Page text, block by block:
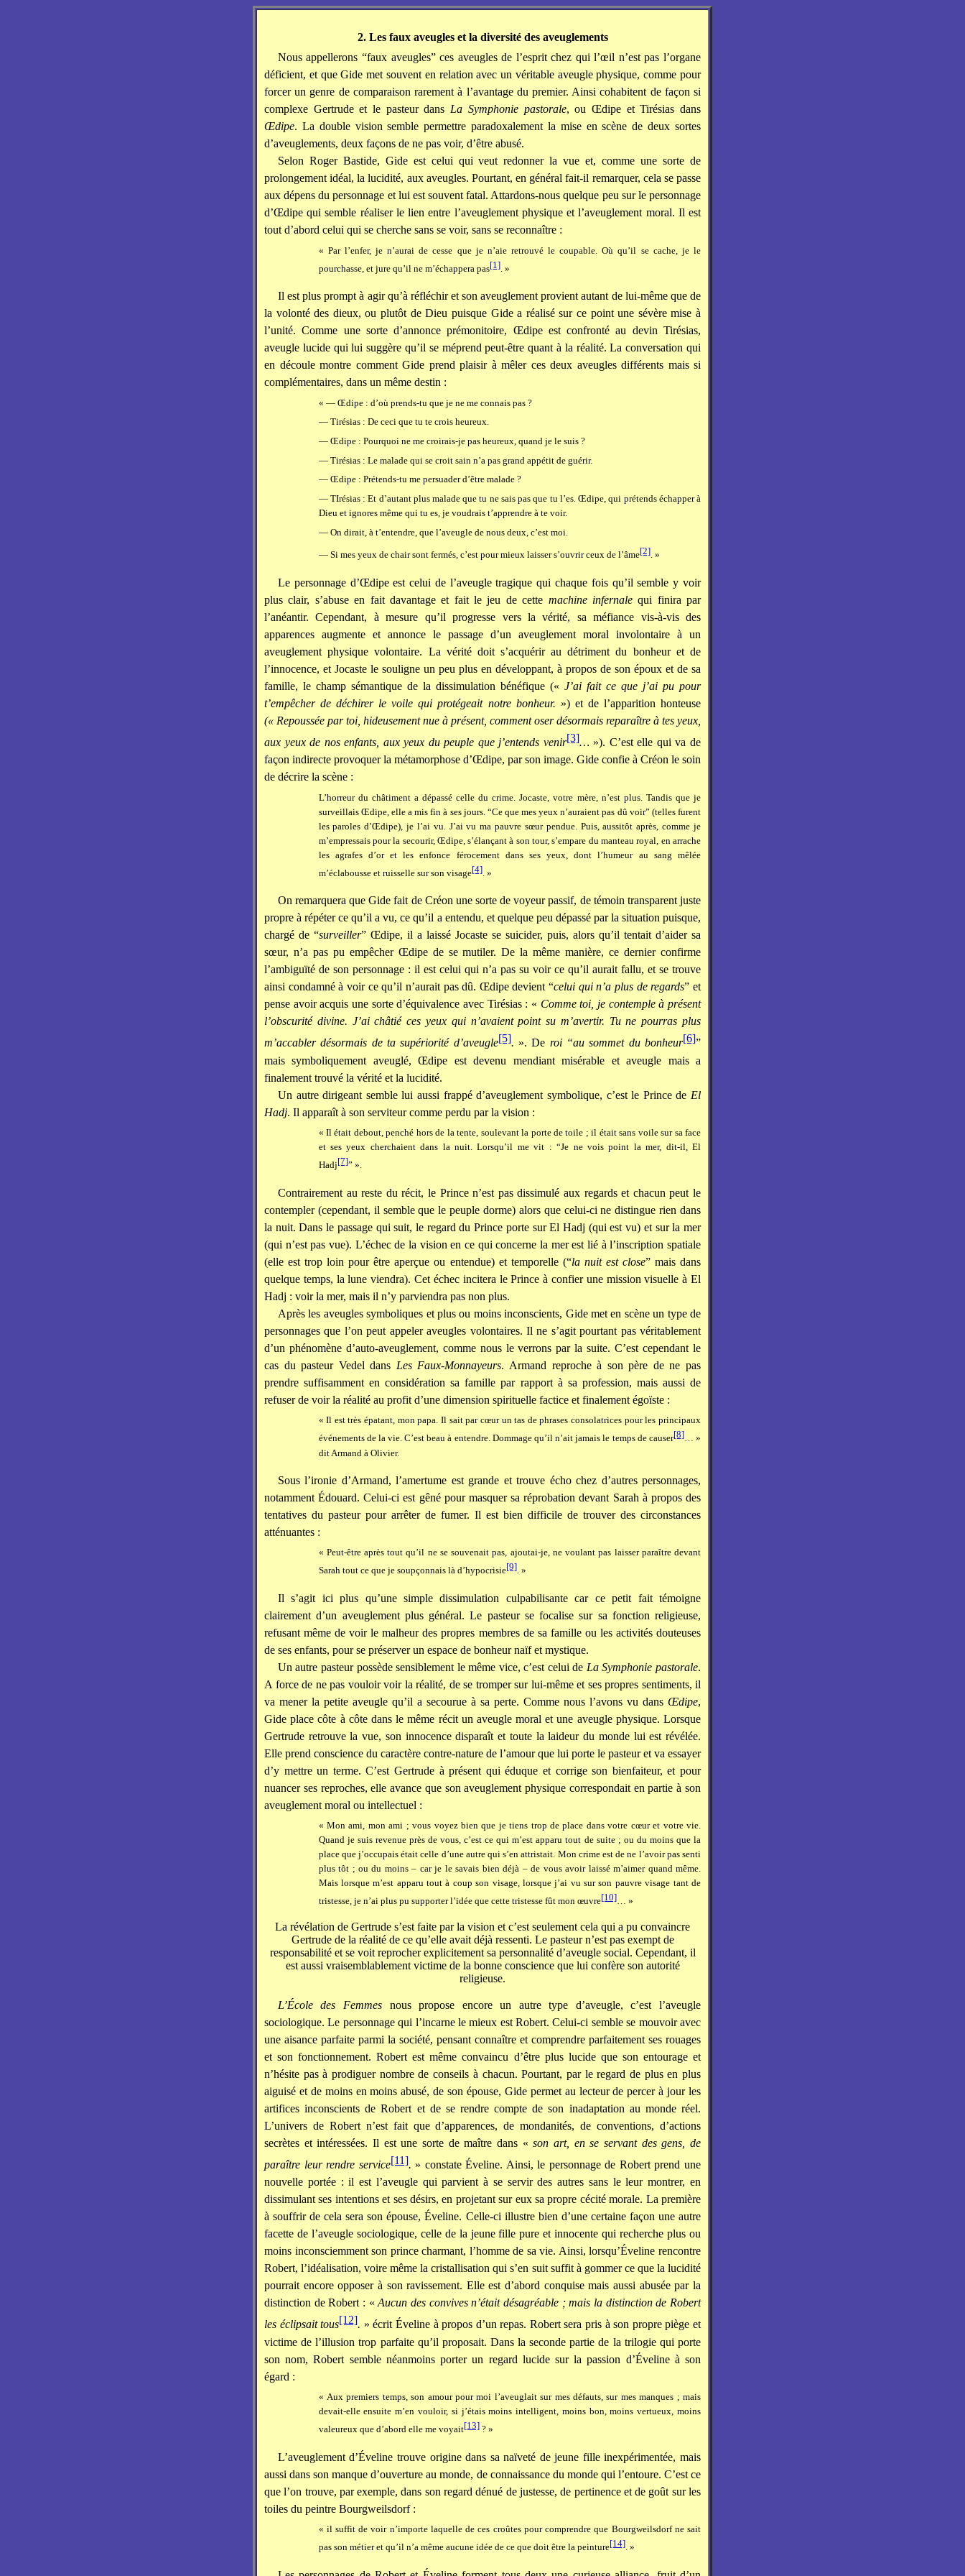
2. Les faux aveugles et la diversité des aveuglements
Nous appellerons “faux aveugles” ces aveugles de l’esprit chez qui l’œil n’est pas l’organe
déficient, et que Gide met souvent en relation avec un véritable aveugle physique, comme pour
forcer un genre de comparaison rarement à l’avantage du premier. Ainsi cohabitent de façon si
complexe Gertrude et le pasteur dans La Symphonie pastorale, ou Œdipe et Tirésias dans
Œdipe. La double vision semble permettre paradoxalement la mise en scène de deux sortes
d’aveuglements, deux façons de ne pas voir, d’être abusé.
Selon Roger Bastide, Gide est celui qui veut redonner la vue et, comme une sorte de
prolongement idéal, la lucidité, aux aveugles. Pourtant, en général fait-il remarquer, cela se passe
aux dépens du personnage et lui est souvent fatal. Attardons-nous quelque peu sur le personnage
d’Œdipe qui semble réaliser le lien entre l’aveuglement physique et l’aveuglement moral. Il est
tout d’abord celui qui se cherche sans se voir, sans se reconnaître :
« Par l’enfer, je n’aurai de cesse que je n’aie retrouvé le coupable. Où qu’il se cache, je le
pourchasse, et jure qu’il ne m’échappera pas[1]. »
Il est plus prompt à agir qu’à réfléchir et son aveuglement provient autant de lui-même que de
la volonté des dieux, ou plutôt de Dieu puisque Gide a réalisé sur ce point une sévère mise à
l’unité. Comme une sorte d’annonce prémonitoire, Œdipe est confronté au devin Tirésias,
aveugle lucide qui lui suggère qu’il se méprend peut-être quant à la réalité. La conversation qui
en découle montre comment Gide prend plaisir à mêler ces deux aveugles différents mais si
complémentaires, dans un même destin :
« — Œdipe : d’où prends-tu que je ne me connais pas ?
— Tirésias : De ceci que tu te crois heureux.
— Œdipe : Pourquoi ne me croirais-je pas heureux, quand je le suis ?
— Tirésias : Le malade qui se croit sain n’a pas grand appétit de guérir.
— Œdipe : Prétends-tu me persuader d’être malade ?
— TIrésias : Et d’autant plus malade que tu ne sais pas que tu l’es. Œdipe, qui prétends échapper à
Dieu et ignores même qui tu es, je voudrais t’apprendre à te voir.
— On dirait, à t’entendre, que l’aveugle de nous deux, c’est moi.
— Si mes yeux de chair sont fermés, c’est pour mieux laisser s’ouvrir ceux de l’âme[2]. »
Le personnage d’Œdipe est celui de l’aveugle tragique qui chaque fois qu’il semble y voir
plus clair, s’abuse en fait davantage et fait le jeu de cette machine infernalequi finira par
l’anéantir. Cependant, à mesure qu’il progresse vers la vérité, sa méfiance vis-à-vis des
apparences augmente et annonce le passage d’un aveuglement moral involontaire à un
aveuglement physique volontaire. La vérité doit s’acquérir au détriment du bonheur et de
l’innocence, et Jocaste le souligne un peu plus en développant, à propos de son époux et de sa
famille, le champ sémantique de la dissimulation bénéfique (« J’ai fait ce que j’ai pu pour
t’empêcher de déchirer le voile qui protégeait notre bonheur. ») et de l’apparition honteuse
(« Repoussée par toi, hideusement nue à présent, comment oser désormais reparaître à tes yeux,
aux yeux de nos enfants, aux yeux du peuple que j’entends venir[3]… »). C’est elle qui va de
façon indirecte provoquer la métamorphose d’Œdipe, par son image. Gide confie à Créon le soin
de décrire la scène :
L’horreur du châtiment a dépassé celle du crime. Jocaste, votre mère, n’est plus. Tandis que je
surveillais Œdipe, elle a mis fin à ses jours. “Ce que mes yeux n’auraient pas dû voir” (telles furent
les paroles d’Œdipe), je l’ai vu. J’ai vu ma pauvre sœur pendue. Puis, aussitôt après, comme je
m’empressais pour la secourir, Œdipe, s’élançant à son tour, s’empare du manteau royal, en arrache
les agrafes d’or et les enfonce férocement dans ses yeux, dont l’humeur au sang mêlée
m’éclabousse et ruisselle sur son visage[4]. »
On remarquera que Gide fait de Créon une sorte de voyeur passif, de témoin transparent juste
propre à répéter ce qu’il a vu, ce qu’il a entendu, et quelque peu dépassé par la situation puisque,
chargé de “surveiller” Œdipe, il a laissé Jocaste se suicider, puis, alors qu’il tentait d’aider sa
sœur, n’a pas pu empêcher Œdipe de se mutiler. De la même manière, ce dernier confirme
l’ambiguïté de son personnage : il est celui qui n’a pas su voir ce qu’il aurait fallu, et se trouve
ainsi condamné à voir ce qu’il n’aurait pas dû. Œdipe devient “celui qui n’a plus de regards” et
pense avoir acquis une sorte d’équivalence avec Tirésias : « Comme toi, je contemple à présent
l’obscurité divine. J’ai châtié ces yeux qui n’avaient point su m’avertir. Tu ne pourras plus
m’accabler désormais de ta supériorité d’aveugle[5]. ». De roi “au sommet du bonheur[6]”
mais symboliquement aveuglé, Œdipe est devenu mendiant misérable et aveugle mais a
finalement trouvé la vérité et la lucidité.
Un autre dirigeant semble lui aussi frappé d’aveuglement symbolique, c’est le Prince de El
Hadj. Il apparaît à son serviteur comme perdu par la vision :
« Il était debout, penché hors de la tente, soulevant la porte de toile ; il était sans voile sur sa face
et ses yeux cherchaient dans la nuit. Lorsqu’il me vit : “Je ne vois point la mer, dit-il, El
Hadj[7]” ».
Contrairement au reste du récit, le Prince n’est pas dissimulé aux regards et chacun peut le
contempler (cependant, il semble que le peuple dorme) alors que celui-ci ne distingue rien dans
la nuit. Dans le passage qui suit, le regard du Prince porte sur El Hadj (qui est vu) et sur la mer
(qui n’est pas vue). L’échec de la vision en ce qui concerne la mer est lié à l’inscription spatiale
(elle est trop loin pour être aperçue ou entendue) et temporelle (“la nuit est close” mais dans
quelque temps, la lune viendra). Cet échec incitera le Prince à confier une mission visuelle à El
Hadj : voir la mer, mais il n’y parviendra pas non plus.
Après les aveugles symboliques et plus ou moins inconscients, Gide met en scène un type de
personnages que l’on peut appeler aveugles volontaires. Il ne s’agit pourtant pas véritablement
d’un phénomène d’auto-aveuglement, comme nous le verrons par la suite. C’est cependant le
cas du pasteur Vedel dans Les Faux-Monnayeurs. Armand reproche à son père de ne pas
prendre suffisamment en considération sa famille par rapport à sa profession, mais aussi de
refuser de voir la réalité au profit d’une dimension spirituelle factice et finalement égoïste :
« Il est très épatant, mon papa. Il sait par cœur un tas de phrases consolatrices pour les principaux
événements de la vie. C’est beau à entendre. Dommage qu’il n’ait jamais le temps de causer[8]… »
dit Armand à Olivier.
Sous l’ironie d’Armand, l’amertume est grande et trouve écho chez d’autres personnages,
notamment Édouard. Celui-ci est gêné pour masquer sa réprobation devant Sarah à propos des
tentatives du pasteur pour arrêter de fumer. Il est bien difficile de trouver des circonstances
atténuantes :
« Peut-être après tout qu’il ne se souvenait pas, ajoutai-je, ne voulant pas laisser paraître devant
Sarah tout ce que je soupçonnais là d’hypocrisie[9]. »
Il s’agit ici plus qu’une simple dissimulation culpabilisante car ce petit fait témoigne
clairement d’un aveuglement plus général. Le pasteur se focalise sur sa fonction religieuse,
refusant même de voir le malheur des propres membres de sa famille ou les activités douteuses
de ses enfants, pour se préserver un espace de bonheur naïf et mystique.
Un autre pasteur possède sensiblement le même vice, c’est celui de La Symphonie pastorale.
A force de ne pas vouloir voir la réalité, de se tromper sur lui-même et ses propres sentiments, il
va mener la petite aveugle qu’il a secourue à sa perte. Comme nous l’avons vu dans Œdipe,
Gide place côte à côte dans le même récit un aveugle moral et une aveugle physique. Lorsque
Gertrude retrouve la vue, son innocence disparaît et toute la laideur du monde lui est révélée.
Elle prend conscience du caractère contre-nature de l’amour que lui porte le pasteur et va essayer
d’y mettre un terme. C’est Gertrude à présent qui éduque et corrige son bienfaiteur, et pour
nuancer ses reproches, elle avance que son aveuglement physique correspondait en partie à son
aveuglement moral ou intellectuel :
« Mon ami, mon ami ; vous voyez bien que je tiens trop de place dans votre cœur et votre vie.
Quand je suis revenue près de vous, c’est ce qui m’est apparu tout de suite ; ou du moins que la
place que j’occupais était celle d’une autre qui s’en attristait. Mon crime est de ne l’avoir pas senti
plus tôt ; ou du moins – car je le savais bien déjà – de vous avoir laissé m’aimer quand même.
Mais lorsque m’est apparu tout à coup son visage, lorsque j’ai vu sur son pauvre visage tant de
tristesse, je n’ai plus pu supporter l’idée que cette tristesse fût mon œuvre[10]… »
La révélation de Gertrude s’est faite par la vision et c’est seulement cela qui a pu convaincre
Gertrude de la réalité de ce qu’elle avait déjà ressenti. Le pasteur n’est pas exempt de
responsabilité et se voit reprocher explicitement sa personnalité d’aveugle social. Cependant, il
est aussi vraisemblablement victime de la bonne conscience que lui confère son autorité
religieuse.
L’École des Femmes nous propose encore un autre type d’aveugle, c’est l’aveugle
sociologique. Le personnage qui l’incarne le mieux est Robert. Celui-ci semble se mouvoir avec
une aisance parfaite parmi la société, pensant connaître et comprendre parfaitement ses rouages
et son fonctionnement. Robert est même convaincu d’être plus lucide que son entourage et
n’hésite pas à prodiguer nombre de conseils à chacun. Pourtant, par le regard de plus en plus
aiguisé et de moins en moins abusé, de son épouse, Gide permet au lecteur de percer à jour les
artifices inconscients de Robert et de se rendre compte de son inadaptation au monde réel.
L’univers de Robert n’est fait que d’apparences, de mondanités, de conventions, d’actions
secrètes et intéressées. Il est une sorte de maître dans «son art, en se servant des gens, de
paraître leur rendre service[11]. » constate Éveline. Ainsi, le personnage de Robert prend une
nouvelle portée : il est l’aveugle qui parvient à se servir des autres sans le leur montrer, en
dissimulant ses intentions et ses désirs, en projetant sur eux sa propre cécité morale. La première
à souffrir de cela sera son épouse, Éveline. Celle-ci illustre bien d’une certaine façon une autre
facette de l’aveugle sociologique, celle de la jeune fille pure et innocente qui recherche plus ou
moins inconsciemment son prince charmant, l’homme de sa vie. Ainsi, lorsqu’Éveline rencontre
Robert, l’idéalisation, voire même la cristallisation qui s’en suit suffit à gommer ce que la lucidité
pourrait encore opposer à son ravissement. Elle est d’abord conquise mais aussi abusée par la
distinction de Robert : «Aucun des convives n’était désagréable ; mais la distinction de Robert
les éclipsait tous[12]. » écrit Éveline à propos d’un repas. Robert sera pris à son propre piège et
victime de l’illusion trop parfaite qu’il proposait. Dans la seconde partie de la trilogie qui porte
son nom, Robert semble néanmoins porter un regard lucide sur la passion d’Éveline à son
égard :
« Aux premiers temps, son amour pour moi l’aveuglait sur mes défauts, sur mes manques ; mais
devait-elle ensuite m’en vouloir, si j’étais moins intelligent, moins bon, moins vertueux, moins
valeureux que d’abord elle me voyait[13]? »
L’aveuglement d’Éveline trouve origine dans sa naïveté de jeune fille inexpérimentée, mais
aussi dans son manque d’ouverture au monde, de connaissance du monde qui l’entoure. C’est ce
que l’on trouve, par exemple, dans son regard dénué de justesse, de pertinence et de goût sur les
toiles du peintre Bourgweilsdorf :
« il suffit de voir n’importe laquelle de ces croûtes pour comprendre que Bourgweilsdorf ne sait
pas son métier et qu’il n’a même aucune idée de ce que doit être la peinture[14]. »